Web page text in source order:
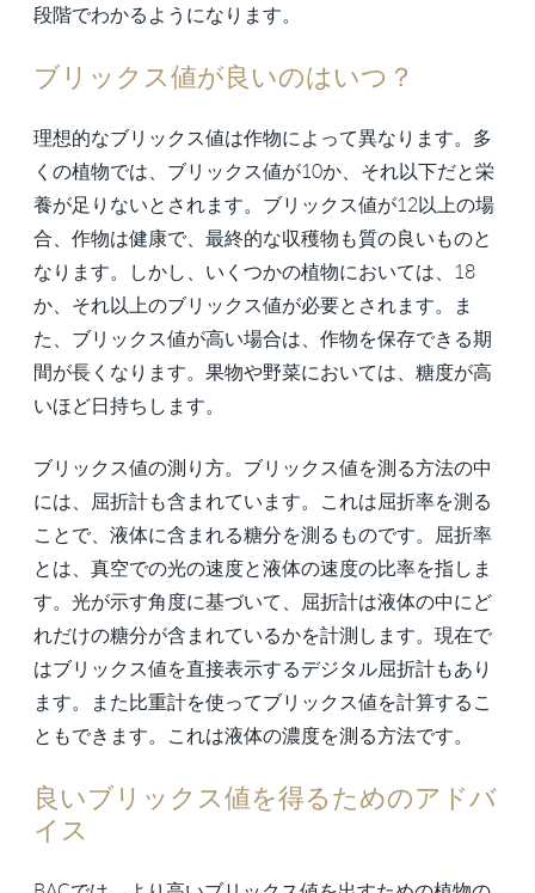
段階でわかるようになります。
ブリックス値が良いのはいつ？
理想的なブリックス値は作物によって異なります。多
くの植物では、ブリックス値が10か、それ以下だと栄
養が足りないとされます。ブリックス値が12以上の場
合、作物は健康で、最終的な収穫物も質の良いものと
なります。しかし、いくつかの植物においては、18
か、それ以上のブリックス値が必要とされます。ま
た、ブリックス値が高い場合は、作物を保存できる期
間が長くなります。果物や野菜においては、糖度が高
いほど日持ちします。
ブリックス値の測り方。ブリックス値を測る方法の中
には、屈折計も含まれています。これは屈折率を測る
ことで、液体に含まれる糖分を測るものです。屈折率
とは、真空での光の速度と液体の速度の比率を指しま
す。光が示す角度に基づいて、屈折計は液体の中にど
れだけの糖分が含まれているかを計測します。現在で
はブリックス値を直接表示するデジタル屈折計もあり
ます。また比重計を使ってブリックス値を計算するこ
ともできます。これは液体の濃度を測る方法です。
良いブリックス値を得るためのアドバ
イス